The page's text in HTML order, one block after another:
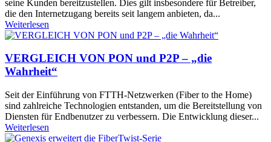
seine Kunden bereitzustellen. Dies gilt insbesondere für Betreiber,
die den Internetzugang bereits seit langem anbieten, da...
Weiterlesen
VERGLEICH VON PON und P2P – „die
Wahrheit“
Seit der Einführung von FTTH-Netzwerken (Fiber to the Home)
sind zahlreiche Technologien entstanden, um die Bereitstellung von
Diensten für Endbenutzer zu verbessern. Die Entwicklung dieser...
Weiterlesen